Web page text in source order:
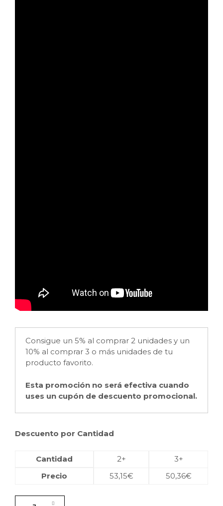
Consigue un 5% al comprar 2 unidades y un
10% al comprar 3 o más unidades de tu
producto favorito.
Esta promoción no será efectiva cuando
uses un cupón de descuento promocional.
Descuento por Cantidad
Cantidad 2+
3+
Precio
53,15€ 50,36€
Pack Sistema de reconstrucción del cabello para